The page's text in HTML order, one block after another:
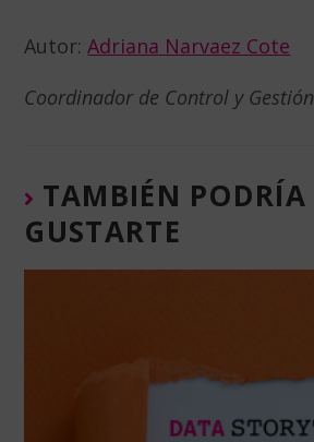
Autor:Adriana Narvaez Cote
Coordinador de Control y Gestión
TAMBIÉN PODRÍA
GUSTARTE